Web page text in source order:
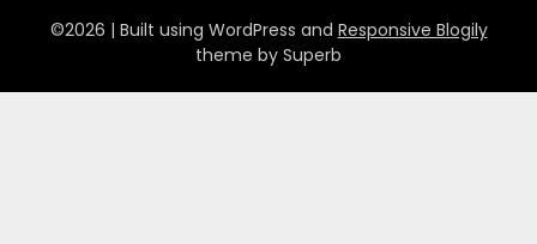
©2026 | Built using WordPress and Responsive Blogily
theme by Superb